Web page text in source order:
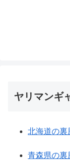
ヤリマンギ
北海道の裏
青森県の裏